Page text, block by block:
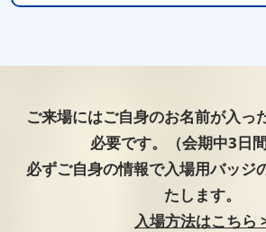
ご来場にはご自身のお名前が入っ
必要です。（会期中3日間
必ずご自身の情報で入場用バッジ
たします。
入場方法はこちら